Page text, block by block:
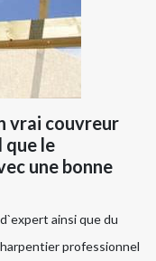
vrai couvreur
le
une bonne
ainsi que du
professionnel